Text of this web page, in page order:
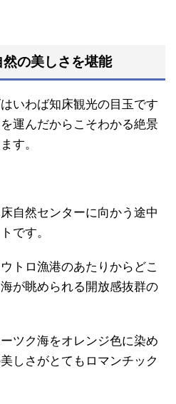
の美しさを堪能
いわば知床観光の目玉です
運んだからこそわかる絶景
す。
自然センターに向かう途中
です。
トロ漁港のあたりからどこ
が眺められる開放感抜群の
ツク海をオレンジ色に染め
しさがとてもロマンチック